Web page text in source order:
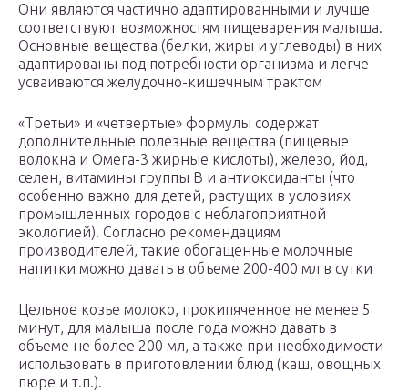
Они являются частично адаптированными и лучше
соответствуют возможностям пищеварения малыша.
Основные вещества (белки, жиры и углеводы) в них
адаптированы под потребности организма и легче
усваиваются желудочно-кишечным трактом
«Третьи» и «четвертые» формулы содержат
дополнительные полезные вещества (пищевые
волокна и Омега-3 жирные кислоты), железо, йод,
селен, витамины группы В и антиоксиданты (что
особенно важно для детей, растущих в условиях
промышленных городов с неблагоприятной
экологией). Согласно рекомендациям
производителей, такие обогащенные молочные
напитки можно давать в объеме 200-400 мл в сутки
Цельное козье молоко, прокипяченное не менее 5
минут, для малыша после года можно давать в
объеме не более 200 мл, а также при необходимости
использовать в приготовлении блюд (каш, овощных
пюре и т.п.).